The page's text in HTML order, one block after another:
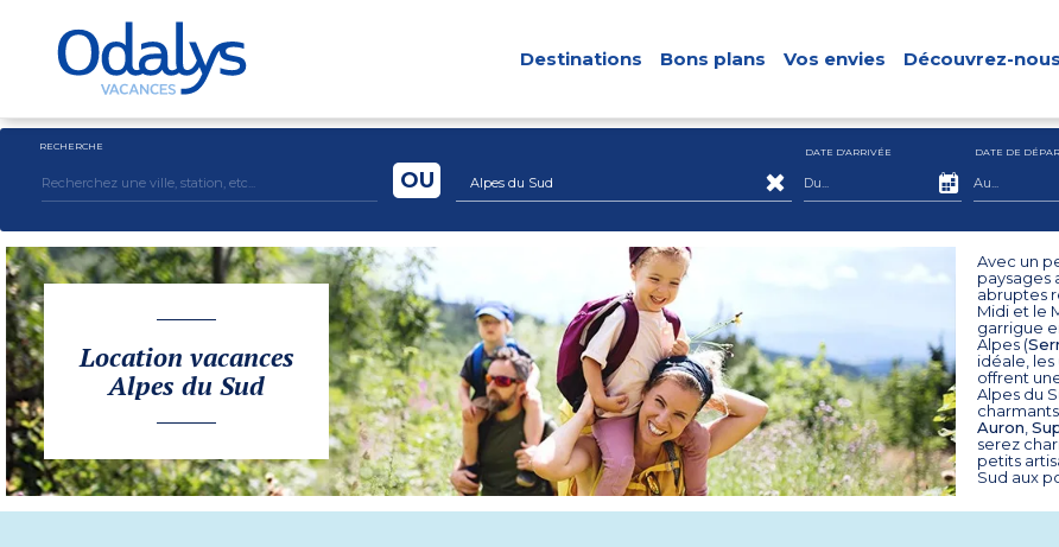
Destinations Bons plans Vos envies Découvrez-nous
RECHERCHE
Alpes du Sud
OU
DATE D'ARRIVÉE DATE DE
Location vacances
Alpes du Sud
Avec un
paysages
abruptes
Midi et le
garrigue
Alpes (
idéale, les
offrent
Alpes du
Auron
serez
petits
Sud aux